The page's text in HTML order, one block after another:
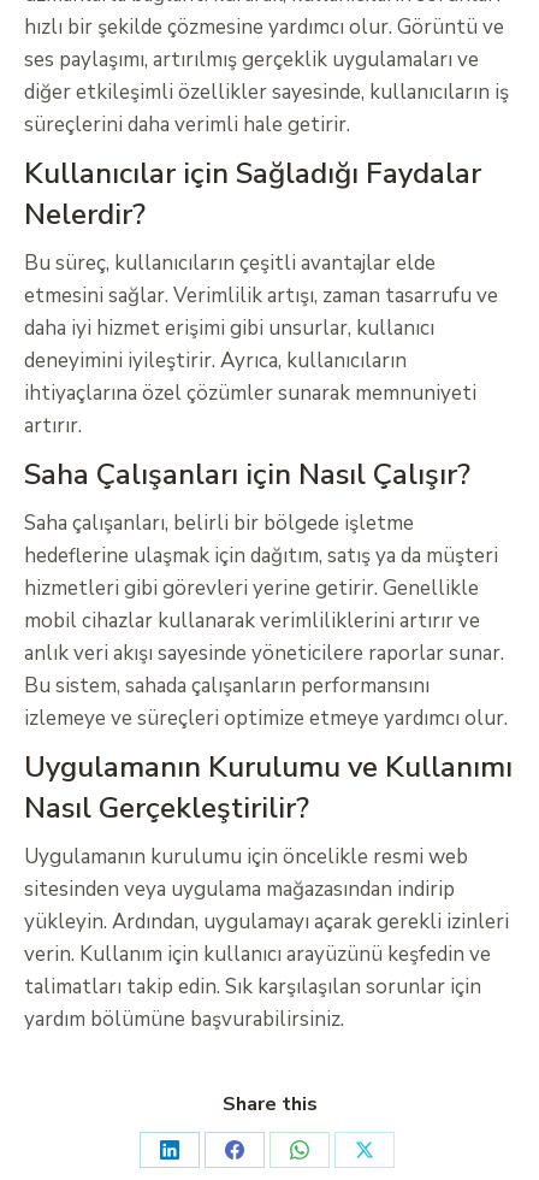
hızlı bir şekilde çözmesine yardımcı olur. Görüntü ve
ses paylaşımı, artırılmış gerçeklik uygulamaları ve
diğer etkileşimli özellikler sayesinde, kullanıcıların iş
süreçlerini daha verimli hale getirir.
Kullanıcılar için Sağladığı Faydalar
Nelerdir?
Bu süreç, kullanıcıların çeşitli avantajlar elde
etmesini sağlar. Verimlilik artışı, zaman tasarrufu ve
daha iyi hizmet erişimi gibi unsurlar, kullanıcı
deneyimini iyileştirir. Ayrıca, kullanıcıların
ihtiyaçlarına özel çözümler sunarak memnuniyeti
artırır.
Saha Çalışanları için Nasıl Çalışır?
Saha çalışanları, belirli bir bölgede işletme
hedeflerine ulaşmak için dağıtım, satış ya da müşteri
hizmetleri gibi görevleri yerine getirir. Genellikle
mobil cihazlar kullanarak verimliliklerini artırır ve
anlık veri akışı sayesinde yöneticilere raporlar sunar.
Bu sistem, sahada çalışanların performansını
izlemeye ve süreçleri optimize etmeye yardımcı olur.
Uygulamanın Kurulumu ve Kullanımı
Nasıl Gerçekleştirilir?
Uygulamanın kurulumu için öncelikle resmi web
sitesinden veya uygulama mağazasından indirip
yükleyin. Ardından, uygulamayı açarak gerekli izinleri
verin. Kullanım için kullanıcı arayüzünü keşfedin ve
talimatları takip edin. Sık karşılaşılan sorunlar için
yardım bölümüne başvurabilirsiniz.
Share this